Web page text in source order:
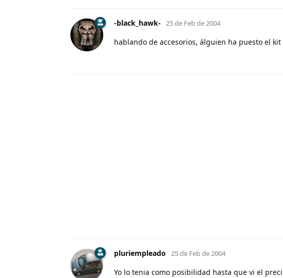
-black_hawk- 25 de Feb de 2004
hablando de accesorios, álguien ha puesto el
pluriempleado 25 de Feb de 2004
Yo lo tenia como posibilidad hasta que vi el